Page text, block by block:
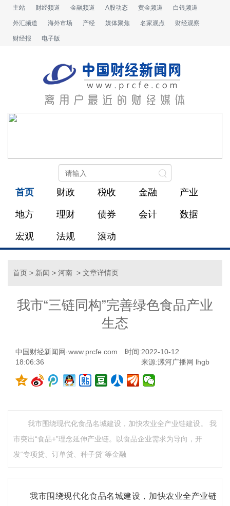
主站 财经频道 金融频道 A股动态 黄金频道 白银频道
外汇频道 海外市场 产经 媒体聚焦 名家观点 财经观察
财经报 电子版
首页 财政 税收 金融 产业
地方 理财 债券 会计 数据
宏观 法规 滚动
首页 > 新闻 > 河南 > 文章详情页
我市“三链同构”完善绿色食品产业
生态
中国财经新闻网·www.prcfe.com
时间:2022-10-12
18:06:36
来源:漯河广播网 lhgb
我市围绕现代化食品名城建设，加快农业全产业链建设。 我
市突出“食品+”理念延伸产业链。以食品企业需求为导向，开
发“专项贷、订单贷、种子贷”等金融
我市围绕现代化食品名城建设，加快农业全产业链